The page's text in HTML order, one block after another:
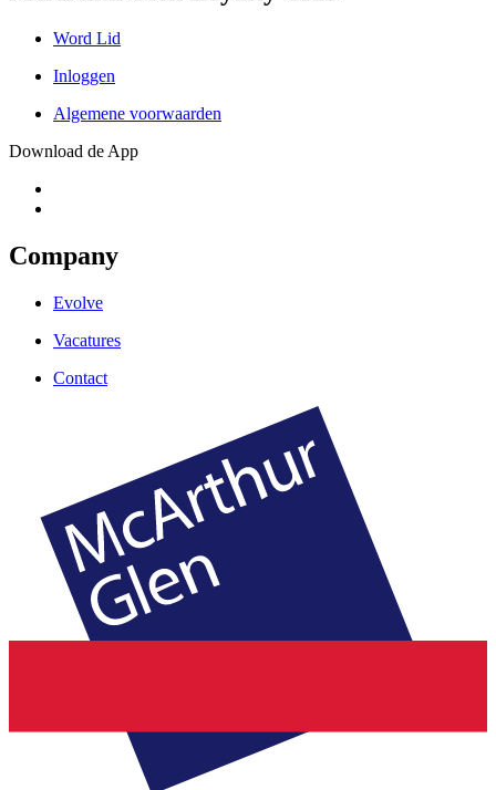
Word Lid
Inloggen
Algemene voorwaarden
Download de App
Company
Evolve
Vacatures
Contact